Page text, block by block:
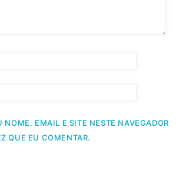
NOME, EMAIL E SITE NESTE NAVEGADOR
QUE EU COMENTAR.